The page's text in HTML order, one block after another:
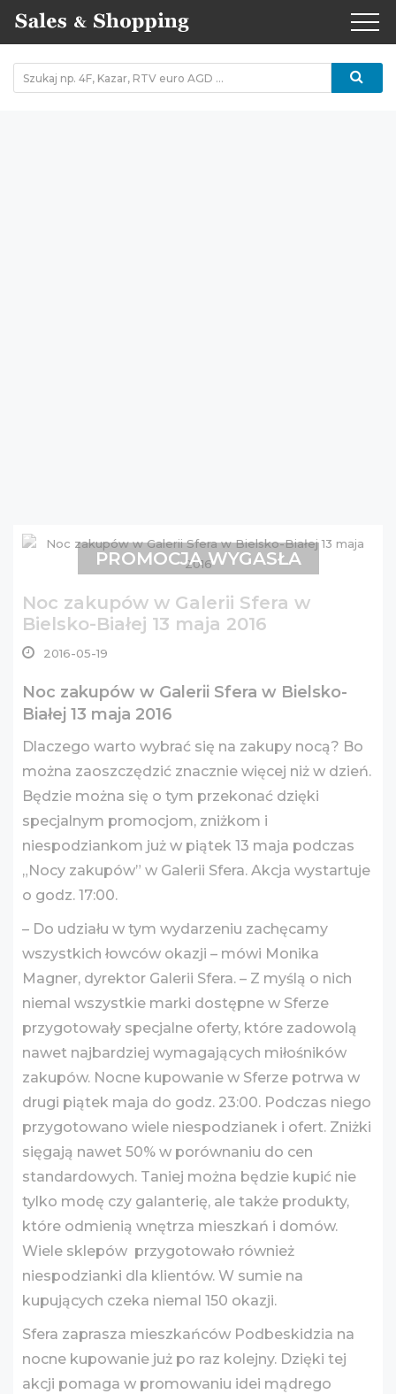
Noc zakupów w Galerii Sfera w
Bielsko-Białej 13 maja 2016
2016-05-19
Noc zakupów w Galerii Sfera w Bielsko-
Białej 13 maja 2016
Dlaczego warto wybrać się na zakupy nocą? Bo
można zaoszczędzić znacznie więcej niż w dzień.
Będzie można się o tym przekonać dzięki
specjalnym promocjom, zniżkom i
niespodziankom już w piątek 13 maja podczas
„Nocy zakupów” w Galerii Sfera. Akcja wystartuje
o godz. 17:00.
– Do udziału w tym wydarzeniu zachęcamy
wszystkich łowców okazji – mówi Monika
Magner, dyrektor Galerii Sfera. – Z myślą o nich
niemal wszystkie marki dostępne w Sferze
przygotowały specjalne oferty, które zadowolą
nawet najbardziej wymagających miłośników
zakupów. Nocne kupowanie w Sferze potrwa w
drugi piątek maja do godz. 23:00. Podczas niego
przygotowano wiele niespodzianek i ofert. Zniżki
sięgają nawet 50% w porównaniu do cen
standardowych. Taniej można będzie kupić nie
tylko modę czy galanterię, ale także produkty,
które odmienią wnętrza mieszkań i domów.
Wiele sklepów przygotowało również
niespodzianki dla klientów. W sumie na
kupujących czeka niemal 150 okazji.
Sfera zaprasza mieszkańców Podbeskidzia na
nocne kupowanie już po raz kolejny. Dzięki tej
akcji pomaga w promowaniu idei mądrego
PROMOCJA WYGASŁA